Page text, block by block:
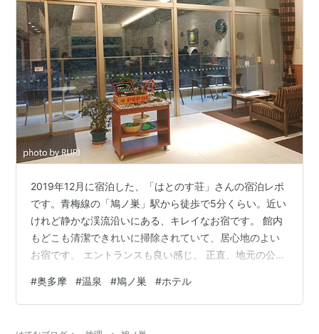
2019年12月に宿泊した、「はとのす荘」さんの宿泊レポ
です。青梅線の「鳩ノ巣」駅から徒歩で5分くらい。近い
けれど静かな渓流沿いにある、キレイなお宿です。 館内
もどこも清潔できれいに掃除されていて、居心地のよい
お宿です。 エントランスも良い感じ。 正直、地元の公民
デザイン的！ ラウンジはこんな感じ。広くてキレイ。当
日はクリスマス直前で、クリスマスリースの手作りキッ
#奥多摩 #温泉 #鳩ノ巣 #ホテル